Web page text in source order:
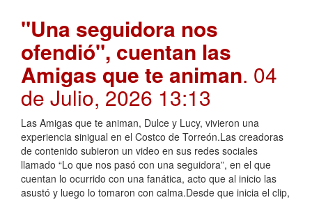
"Una seguidora nos
ofendió", cuentan las
Amigas que te animan. 04
de Julio, 2026 13:13
Las Amigas que te animan, Dulce y Lucy, vivieron una
experiencia sinigual en el Costco de Torreón.Las creadoras
de contenido subieron un video en sus redes sociales
llamado “Lo que nos pasó con una seguidora”, en el que
cuentan lo ocurrido con una fanática, acto que al inicio las
asustó y luego lo tomaron con calma.Desde que inicia el clip,